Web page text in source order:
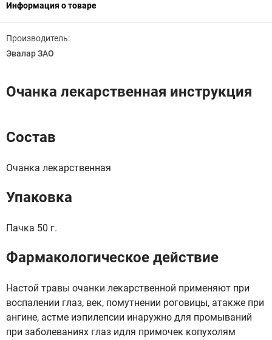
Информация о товаре
Производитель:
Эвалар ЗАО
Очанка лекарственная инструкция
Состав
Очанка лекарственная
Упаковка
Пачка 50 г.
Фармакологическое действие
Настой травы очанки лекарственной применяют при
воспалении глаз, век, помутнении роговицы, атакже при
ангине, acтме иэпилепсии инаружно для промываний
при заболеваниях глаз идля примочек копухолям